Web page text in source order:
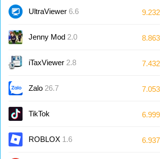
UltraViewer 6.6 9.232
Jenny Mod 2.0 8.863
iTaxViewer 2.8 7.432
Zalo 26.7 7.053
TikTok 6.999
ROBLOX 1.6 6.937